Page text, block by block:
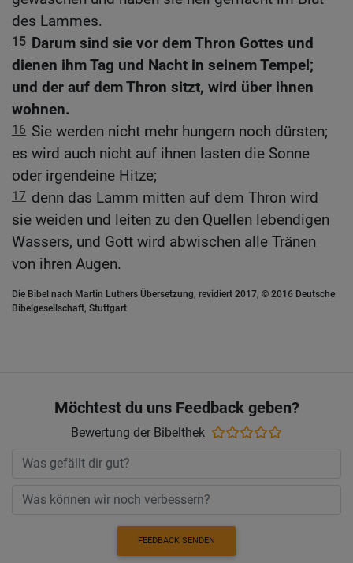
des Lammes.
15 Darum sind sie vor dem Thron Gottes und
dienen ihm Tag und Nacht in seinem Tempel;
und der auf dem Thron sitzt, wird über ihnen
wohnen.
16 Sie werden nicht mehr hungern noch dürsten;
es wird auch nicht auf ihnen lasten die Sonne
oder irgendeine Hitze;
17 denn das Lamm mitten auf dem Thron wird
sie weiden und leiten zu den Quellen lebendigen
Wassers, und Gott wird abwischen alle Tränen
von ihren Augen.
Die Bibel nach Martin Luthers Übersetzung, revidiert 2017, © 2016 Deutsche
Bibelgesellschaft, Stuttgart
Möchtest du uns Feedback geben?
Bewertung der Bibelthek
FEEDBACK SENDEN